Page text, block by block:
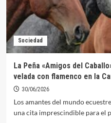
Sociedad
La Peña «Amigos del
velada con flamenco en la
30/06/2026
Los amantes del mundo
una cita imprescindible para el